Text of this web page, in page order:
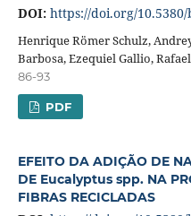
DOI: https://doi.org/
Henrique Römer Schulz,
Barbosa, Ezequiel Gallio,
86-93
PDF
EFEITO DA ADIÇÃO DE
DE Eucalyptus spp. NA
FIBRAS RECICLADAS